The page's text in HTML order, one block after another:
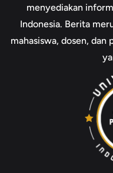
menyediakan
Indonesia. Berita
mahasiswa, dosen,